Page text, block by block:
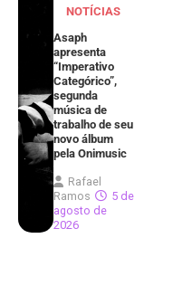
NOTÍCIAS
Asaph
apresenta
“Imperativo
Categórico”,
segunda
música de
trabalho de seu
novo álbum
pela Onimusic
Rafael
Ramos
5 de
agosto de
2026